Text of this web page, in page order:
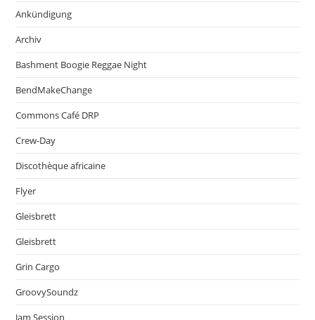
Ankündigung
Archiv
Bashment Boogie Reggae Night
BendMakeChange
Commons Café DRP
Crew-Day
Discothèque africaine
Flyer
Gleisbrett
Gleisbrett
Grin Cargo
GroovySoundz
Jam Session